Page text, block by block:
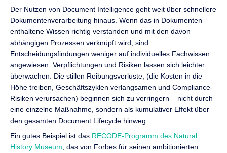
Der Nutzen von Document Intelligence geht weit über schnellere
Dokumentenverarbeitung hinaus. Wenn das in Dokumenten
enthaltene Wissen richtig verstanden und mit den davon
abhängigen Prozessen verknüpft wird, sind
Entscheidungsfindungen weniger auf individuelles Fachwissen
angewiesen. Verpflichtungen und Risiken lassen sich leichter
überwachen. Die stillen Reibungsverluste, (die Kosten in die
Höhe treiben, Geschäftszyklen verlangsamen und Compliance-
Risiken verursachen) beginnen sich zu verringern – nicht durch
eine einzelne Maßnahme, sondern als kumulativer Effekt über
den gesamten Document Lifecycle hinweg.
Ein gutes Beispiel ist das RECODE-Programm des Natural
History Museum, das von Forbes für seinen ambitionierten